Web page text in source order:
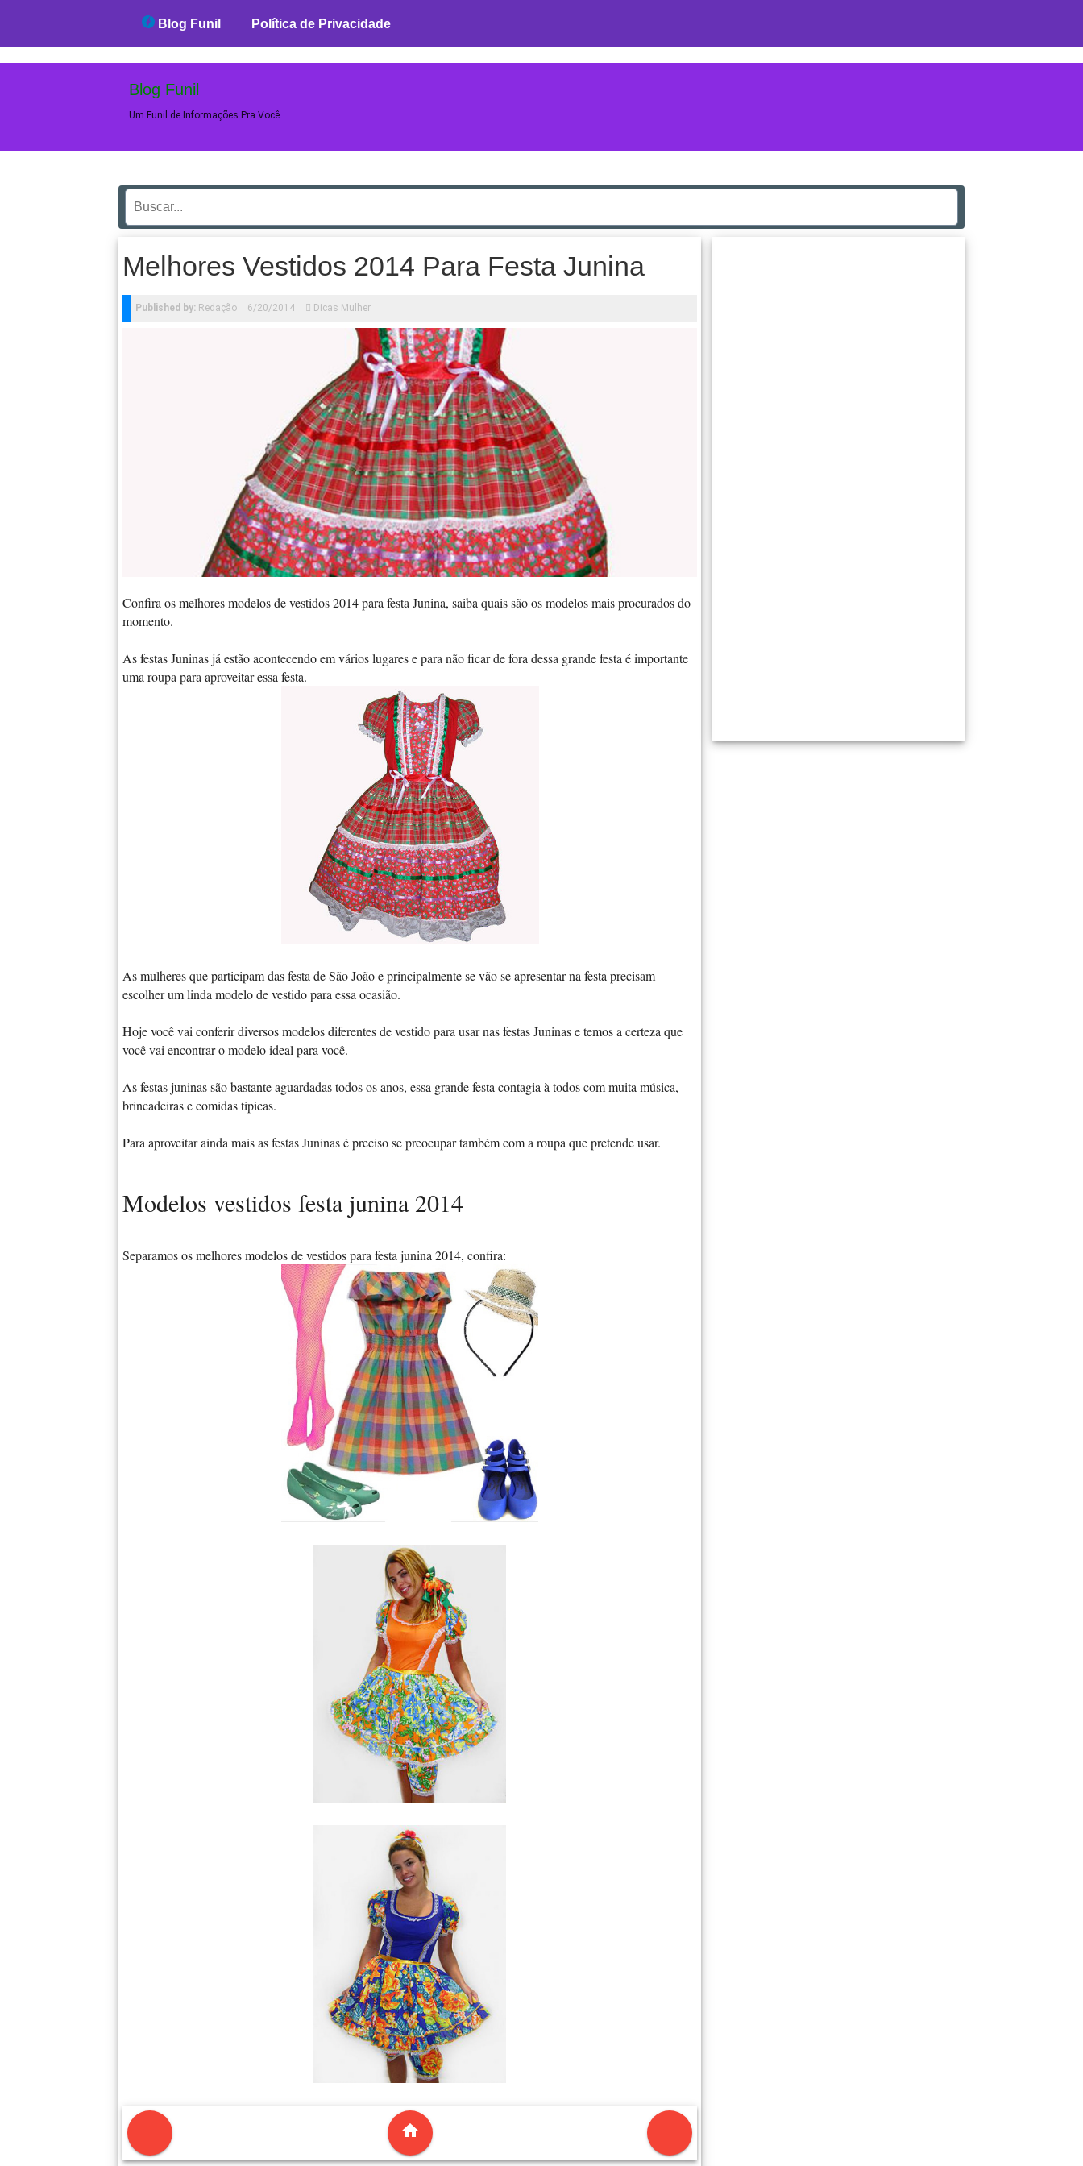
Blog Funil Política de Privacidade
Blog Funil
Um Funil de Informações Pra Você
Melhores Vestidos 2014 Para Festa Junina
Published by: Redação 6/20/2014 Dicas Mulher
Confira os melhores modelos de vestidos 2014 para festa Junina, saiba quais são os modelos mais procurados do
momento.
As festas Juninas já estão acontecendo em vários lugares e para não ficar de fora dessa grande festa é importante
uma roupa para aproveitar essa festa.
As mulheres que participam das festa de São João e principalmente se vão se apresentar na festa precisam
escolher um linda modelo de vestido para essa ocasião.
Hoje você vai conferir diversos modelos diferentes de vestido para usar nas festas Juninas e temos a certeza que
você vai encontrar o modelo ideal para você.
As festas juninas são bastante aguardadas todos os anos, essa grande festa contagia à todos com muita música,
brincadeiras e comidas típicas.
Para aproveitar ainda mais as festas Juninas é preciso se preocupar também com a roupa que pretende usar.
Modelos vestidos festa junina 2014
Separamos os melhores modelos de vestidos para festa junina 2014, confira: